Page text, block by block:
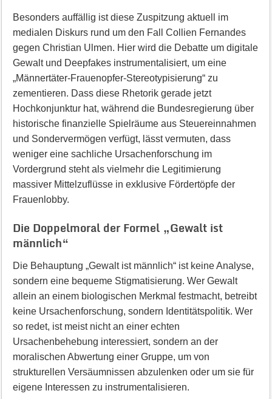
Besonders auffällig ist diese Zuspitzung aktuell im
medialen Diskurs rund um den Fall Collien Fernandes
gegen Christian Ulmen. Hier wird die Debatte um digitale
Gewalt und Deepfakes instrumentalisiert, um eine
„Männertäter-Frauenopfer-Stereotypisierung“ zu
zementieren. Dass diese Rhetorik gerade jetzt
Hochkonjunktur hat, während die Bundesregierung über
historische finanzielle Spielräume aus Steuereinnahmen
und Sondervermögen verfügt, lässt vermuten, dass
weniger eine sachliche Ursachenforschung im
Vordergrund steht als vielmehr die Legitimierung
massiver Mittelzuflüsse in exklusive Fördertöpfe der
Frauenlobby.
Die Doppelmoral der Formel „Gewalt ist
männlich“
Die Behauptung „Gewalt ist männlich“ ist keine Analyse,
sondern eine bequeme Stigmatisierung. Wer Gewalt
allein an einem biologischen Merkmal festmacht, betreibt
keine Ursachenforschung, sondern Identitätspolitik. Wer
so redet, ist meist nicht an einer echten
Ursachenbehebung interessiert, sondern an der
moralischen Abwertung einer Gruppe, um von
strukturellen Versäumnissen abzulenken oder um sie für
eigene Interessen zu instrumentalisieren.